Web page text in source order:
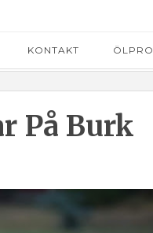
KONTAKT
På Burk